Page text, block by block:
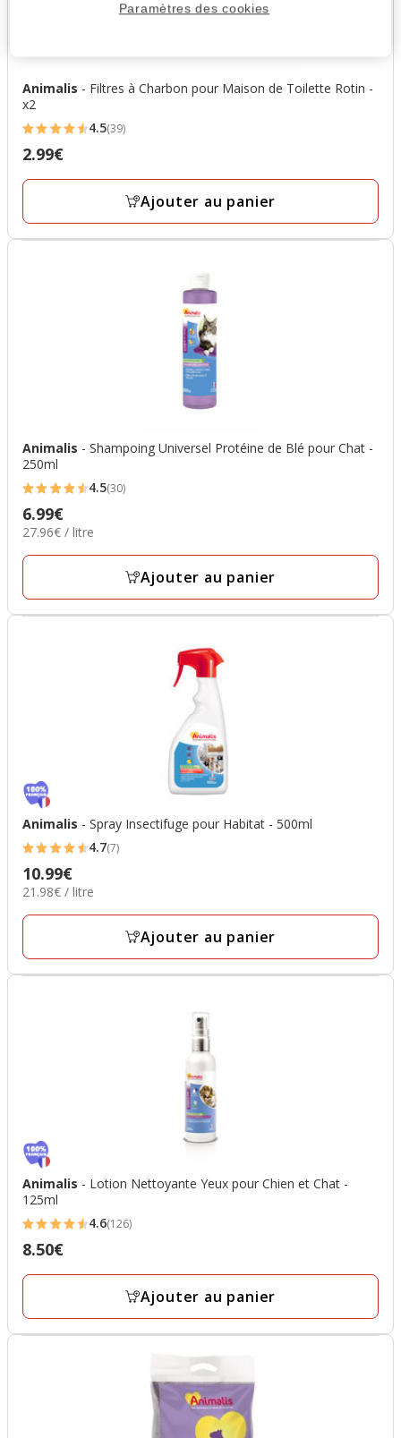
Animalis - Filtres à Charbon pour Maison de Toilette Rotin -
x2
4.5
étoiles
avec
avis
4.5(39)
Prix
2.99€
Ajouter au panier
Animalis - Shampoing Universel Protéine de Blé pour Chat -
250ml
4.5
étoiles
avec
30
4.5(30)
Prix
6.99€
6.99€
27.96€
Litre
27.96€ / litre
Ajouter au panier
Animalis - Spray Insectifuge pour Habitat - 500ml
4.7
étoiles
avec
7
4.7(7)
Prix
10.99€
10.99€
21.98€
Litre
21.98€ / litre
Ajouter au panier
Animalis - Lotion Nettoyante Yeux pour Chien et Chat -
125ml
4.6
étoiles
avec
avis
4.6(126)
Prix
8.50€
Ajouter au panier
Paramètres des cookies